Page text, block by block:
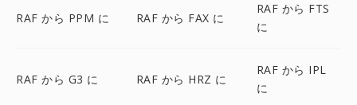
RAF から PPM に RAF から FAX に
RAF から FTS
に
RAF から G3 に RAF から HRZ に
RAF から IPL
に